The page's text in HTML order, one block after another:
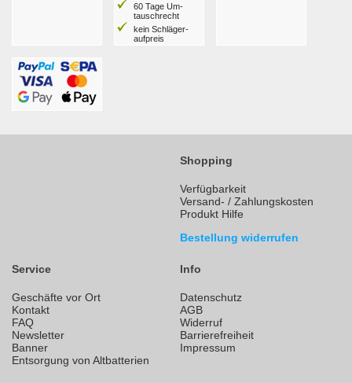
60 Tage Um­
tausch­recht
kein Schläger­
aufpreis
Shopping
Verfügbarkeit
Versand- / Zahlungskosten
Produkt Hilfe
Bestellung widerrufen
Service
Geschäfte vor Ort
Kontakt
FAQ
Newsletter
Banner
Entsorgung von Altbatterien
Info
Datenschutz
AGB
Widerruf
Barrierefreiheit
Impressum